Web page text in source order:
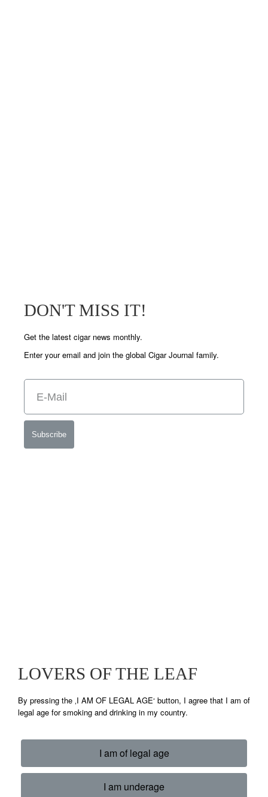
DON'T MISS IT!
Get the latest cigar news monthly.
Enter your email and join the global Cigar Journal family.
Subscribe
LOVERS OF THE LEAF
By pressing the ‚I AM OF LEGAL AGE‘ button, I agree that I am of
legal age for smoking and drinking in my country.
I am of legal age
I am underage